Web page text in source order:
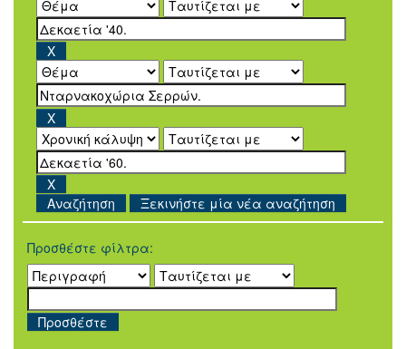
Ξεκινήστε μία νέα αναζήτηση
Προσθέστε φίλτρα: